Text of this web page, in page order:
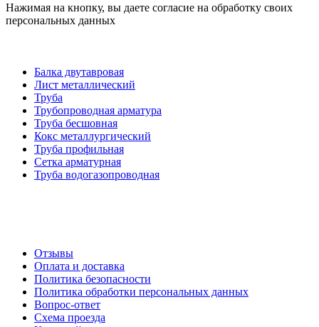
Нажимая на кнопку, вы даете согласие на обработку своих
персональных данных
Балка двутавровая
Лист металлический
Труба
Трубопроводная арматура
Труба бесшовная
Кокс металлургический
Труба профильная
Cетка арматурная
Труба водогазопроводная
Отзывы
Оплата и доставка
Политика безопасности
Политика обработки персональных данных
Вопрос-ответ
Схема проезда